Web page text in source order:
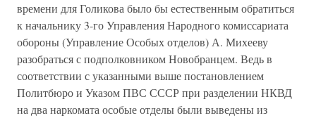
времени для Голикова было бы естественным обратиться
к начальнику 3-го Управления Народного комиссариата
обороны (Управление Особых отделов) А. Михееву
разобраться с подполковником Новобранцем. Ведь в
соответствии с указанными выше постановлением
Политбюро и Указом ПВС СССР при разделении НКВД
на два наркомата особые отделы были выведены из